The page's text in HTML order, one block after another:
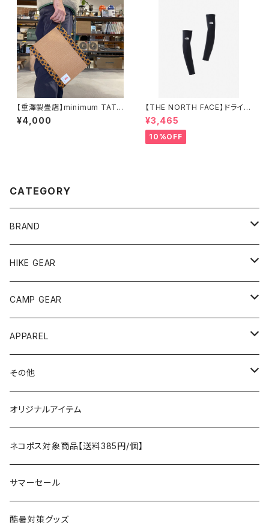
【重澤製畳店】minimum TATA
MI ②
¥4,000
【THE NORTH FACE】ドライド
ットアームカバー（ユニセックス）
¥3,465
10%OFF
CATEGORY
BRAND
andwander
ANOBA
AO COOLERS
asobito
AS2OV
AXESQUIN
Ballistics
BEDROCK SANDALS
HIKE GEAR
テント、シェルター
バックパック
ポーチ／サコッシュ
ストレージ
パッキングアクセサリー
スリーピングギア
クッキングギア
CAMP GEAR
テント、タープ
テント、シェルター
タープ
スリーピングギア
寝袋
マット
テーブル、チェア
テーブル
チェア
ランタン、ライト
燃料ランタン
LEDライト
焚火台／薪ストーブ
焚火台
暖房器具
APPAREL
トップス
ボトムス
アンダーウェア
ハンドウェア
ヘッドギア
その他
遊び
フィッシング
ラジコン
ケア用品
雑貨
アウトレット
オリジナルアイテム
ネコポス対象商品【送料385円/個】
サマーセール
酷暑対策グッズ